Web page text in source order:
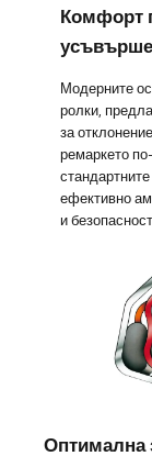
Комфорт
Модерните
ролки,
за
ремаркето
ефективно
и
Оптимална